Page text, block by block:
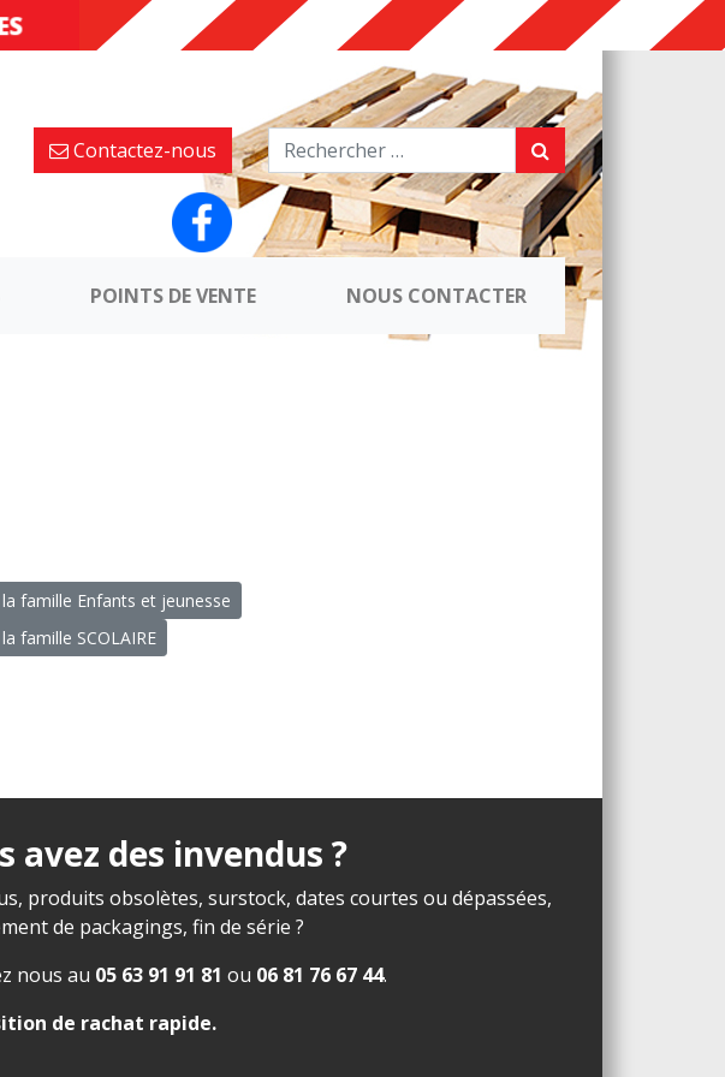
Contactez-nous
POINTS DE VENTE NOUS CONTACTER
famille Enfants et jeunesse
famille SCOLAIRE
avez des invendus ?
produits obsolètes, surstock, dates courtes ou dépassées,
de packagings, fin de série ?
nous au 05 63 91 91 81 ou 06 81 76 67 44.
de rachat rapide.